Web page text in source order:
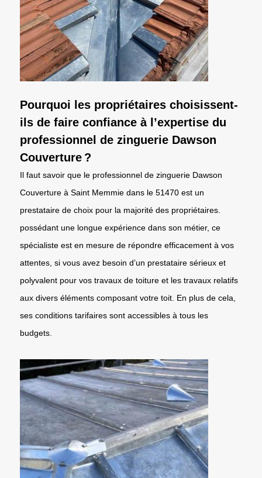
Pourquoi les propriétaires choisissent-
ils de faire confiance à l’expertise du
professionnel de zinguerie Dawson
Couverture ?
Il faut savoir que le professionnel de zinguerie Dawson
Couverture à Saint Memmie dans le 51470 est un
prestataire de choix pour la majorité des propriétaires.
possédant une longue expérience dans son métier, ce
spécialiste est en mesure de répondre efficacement à vos
attentes, si vous avez besoin d’un prestataire sérieux et
polyvalent pour vos travaux de toiture et les travaux relatifs
aux divers éléments composant votre toit. En plus de cela,
ses conditions tarifaires sont accessibles à tous les
budgets.